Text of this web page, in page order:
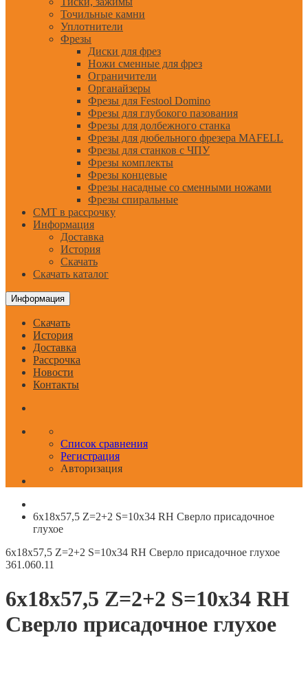
Точильные камни
Уплотнители
Фрезы
Диски для фрез
Ножи сменные для фрез
Ограничители
Органайзеры
Фрезы для Festool Domino
Фрезы для глубокого пазования
Фрезы для долбежного станка
Фрезы для дюбельного фрезера MAFELL
Фрезы для станков с ЧПУ
Фрезы комплекты
Фрезы концевые
Фрезы насадные со сменными ножами
Фрезы спиральные
CMT в рассрочку
Информация
Доставка
История
Скачать
Скачать каталог
Информация
Скачать
История
Доставка
Рассрочка
Новости
Контакты
Список сравнения
Регистрация
Авторизация
6x18x57,5 Z=2+2 S=10x34 RH Сверло присадочное
глухое
6x18x57,5 Z=2+2 S=10x34 RH Сверло присадочное глухое
361.060.11
6x18x57,5 Z=2+2 S=10x34 RH
Сверло присадочное глухое